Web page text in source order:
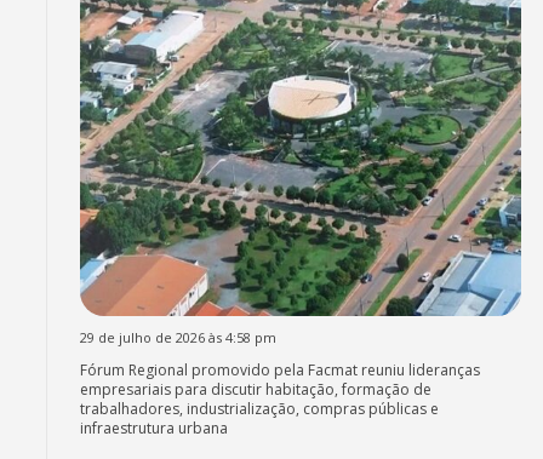
29 de julho de 2026 às 4:58 pm
Fórum Regional promovido pela Facmat reuniu lideranças
empresariais para discutir habitação, formação de
trabalhadores, industrialização, compras públicas e
infraestrutura urbana